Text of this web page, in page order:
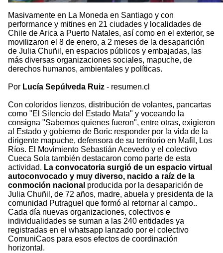
Masivamente en La Moneda en Santiago y con
performance y mitines en 21 ciudades y localidades de
Chile de Arica a Puerto Natales, así como en el exterior, se
movilizaron el 8 de enero, a 2 meses de la desaparición
de Julia Chuñil, en espacios públicos y embajadas, las
más diversas organizaciones sociales, mapuche, de
derechos humanos, ambientales y políticas.
Por Lucía Sepúlveda Ruiz - resumen.cl
Con coloridos lienzos, distribución de volantes, pancartas
como "El Silencio del Estado Mata" y voceando la
consigna "Sabemos quienes fueron", entre otras, exigieron
al Estado y gobierno de Boric responder por la vida de la
dirigente mapuche, defensora de su territorio en Mafil, Los
Ríos. El Movimiento Sebastián Acevedo y el colectivo
Cueca Sola también destacaron como parte de esta
actividad. La convocatoria surgió de un espacio virtual
autoconvocado y muy diverso, nacido a raíz de la
conmoción nacional producida por la desaparición de
Julia Chuñil, de 72 años, madre, abuela y presidenta de la
comunidad Putraguel que formó al retornar al campo..
Cada día nuevas organizaciones, colectivos e
individualidades se suman a las 240 entidades ya
registradas en el whatsapp lanzado por el colectivo
ComuniCaos para esos efectos de coordinación
horizontal.